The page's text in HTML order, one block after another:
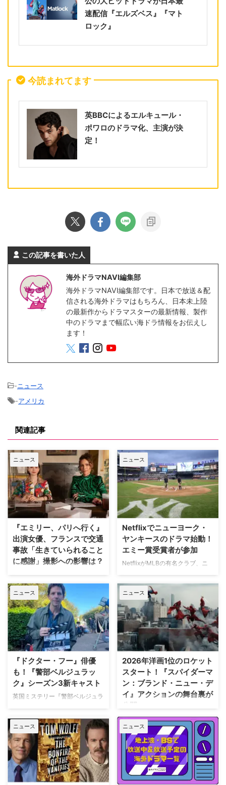
速配信『エルズベス』『マト
ロック』
今読まれてます
英BBCによるエルキュール・
ポワロのドラマ化、主演が決
定！
この記事を書いた人
海外ドラマNAVI編集部
海外ドラマNAVI編集部です。日本で放送＆配
信される海外ドラマはもちろん、日本未上陸
の最新作からドラマスターの最新情報、製作
中のドラマまで幅広い海ドラ情報をお伝えし
ます！
-ニュース
-アメリカ
関連記事
ニュース
『エミリー、パリへ行く』
出演女優、フランスで交通
事故「生きていられること
に感謝」撮影への影響は？
人気Netflixドラマ『エミリー、パ
リへ行く』第6シーズンに出演す
るイギリス人女優のミニー・ドラ
イヴァーが、フランスでの撮影休
止期間中に深刻な自動車事故に遭
っていたことが分かった。 生き
ていられることに心から感謝 ミ
ニーは過去8週間にわたり、
と題した動画シリーズを投稿。最
終シーズンの撮影で滞在していた
パリでの日常をファンに届けてい
た。しかし8月6日（木）早朝、
公開。「パリの最新情報だけど、
実はロンドンに戻っ …
ニュース
Netflixでニューヨーク・
ヤンキースのドラマ始動！
エミー賞受賞者が参加
NetflixがMLBの有名クラブ、ニ
した新作ドラマシリーズの開発を
進めている。米Varietyが報じ
た。 『オザークへようこそ』ジ
ェイソン・ベイトマンも関与
Netflixは、今年3月のMLB開幕戦
をライヴ配信したのを皮切りに、
7月のホームランダービーもリリ
を深めている。この協力関係は
2028年まで続く予定だ。今月中
旬に行われるフィールド・オブ・
ドリームス（映画『フィールド・
オブ・ドリームス』の舞台となっ
中にある球 …
ニュース
『ドクター・フー』俳優
も！『警部ベルジュラッ
ク』シーズン3新キャスト
英国ミステリー『警部ベルジュラ
ている。また、4人のキャストが
新たに加わることも明らかになっ
た。英BBCなど複数のメディアが
伝えている。 これまでで最も衝
撃的な事件に巻き込まれるベルジ
ュラック 1981年から1991年にか
けて英BBCで放送されたジョン・
ニュース
2026年洋画1位のロケット
スタート！『スパイダーマ
ン：ブランド・ニュー・デ
イ』アクションの舞台裏が
公開
トム・ホランド演じるスパイダー
マンの新たな物語を描く映画『ス
パイダーマン：ブランド・ニュ
ー・デイ』が大ヒット上映中だ。
公開初日の興行収入は5億6,000
万円を超え、2026年公開の洋画
ナンバーワンを記録。このたび、
ニュース ニュース